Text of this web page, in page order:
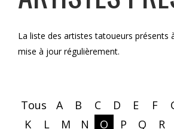
La liste des artistes tatoueurs présents
mise à jour régulièrement.
Tous A B C D E F
K
L M N O P Q R